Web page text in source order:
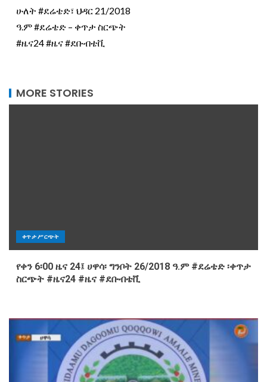
ሁለት #ደሬቴድ፣ ህዳር 21/2018
ዓ.ም #ደሬቴድ – ቀጥታ ስርጭት
#ዜና24 #ዜና #ደቡብቴቪ
MORE STORIES
ቀጥታ ሥርጭት
የቀን 6፡00 ዜና 24፤ ሀዋሳ፡ ግንቦት 26/2018 ዓ.ም #ደሬቴድ ፡ቀጥታ
ስርጭት #ዜና24 #ዜና #ደቡብቴቪ